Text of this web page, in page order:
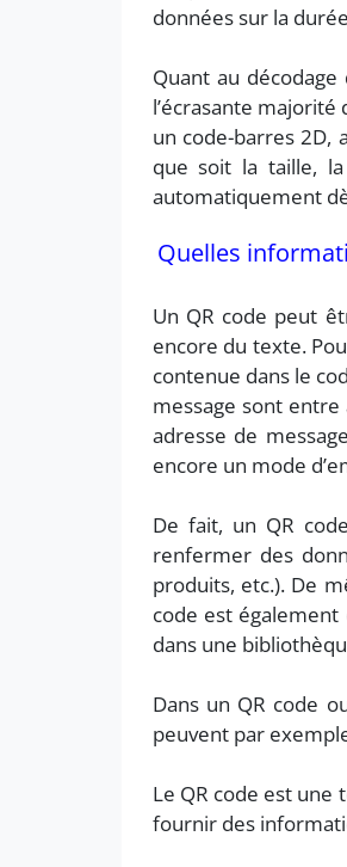
données sur la
Quant au
l’écrasante
un code-barres 2D,
que soit la taille,
automatiquement
Quelles
Un QR code peut
encore du texte.
contenue dans le
message sont
adresse de
encore un mode
De fait, un QR
renfermer des
produits, etc.). De
code est
dans une
Dans un QR code
peuvent par
Le QR code est
fournir des